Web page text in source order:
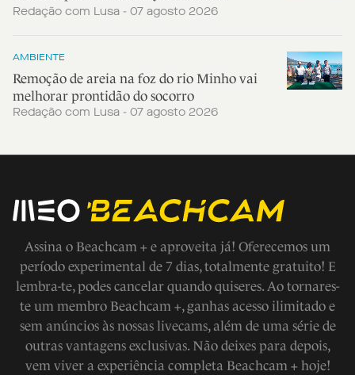
Redação com Lusa - 07 agosto 2026
AMBIENTE
Remoção de areia na foz do rio Minho vai
melhorar prontidão do socorro
Redação com Lusa - 07 agosto 2026
Assina o Beachcam + e aproveita já! Oferecemos um
período experimental de 7 dias, totalmente gratuito! E
lembra-te, podes cancelar quando quiseres. Ao tornares-
te um membro Beachcam +, ganhas acesso ilimitado e
sem anúncios às nossas livecams, além de uma série de
outras vantagens exclusivas. Não deixes para depois,
vem viver a experiência completa Beachcam + hoje!